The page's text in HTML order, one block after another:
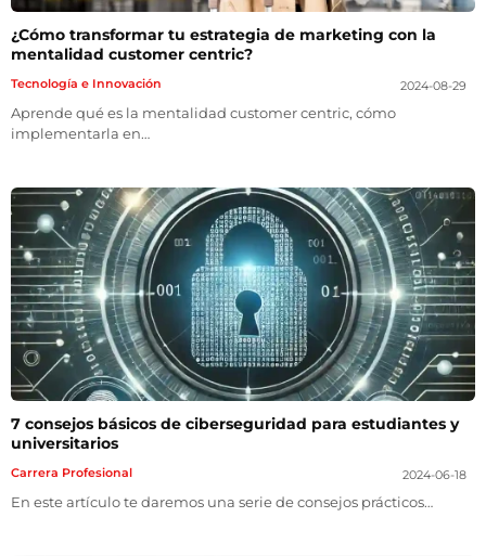
¿Cómo transformar tu estrategia de marketing con la
mentalidad customer centric?
Tecnología e Innovación 2024-08-29
Aprende qué es la mentalidad customer centric, cómo
implementarla en…
7 consejos básicos de ciberseguridad para estudiantes y
universitarios
Carrera Profesional 2024-06-18
En este artículo te daremos una serie de consejos prácticos…